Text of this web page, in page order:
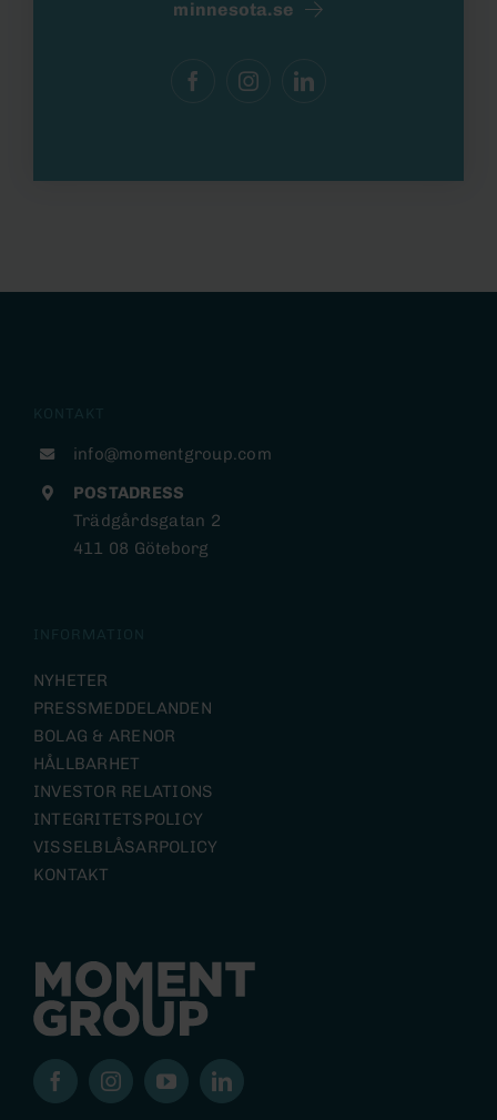
minnesota.se
NYHETER
PRESSMEDDELANDEN
BOLAG & ARENOR
HÅLLBARHET
INVESTOR RELATIONS
INTEGRITETSPOLICY
VISSELBLÅSARPOLICY
KONTAKT
info@momentgroup.com
POSTADRESS
Trädgårdsgatan 2
411 08 Göteborg